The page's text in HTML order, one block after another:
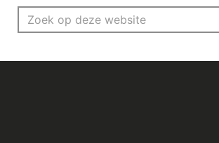
Search for: